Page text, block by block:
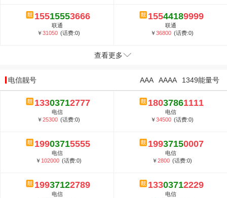
15515553666
联通
￥31050 (话费:0)
15544189999
联通
￥36800 (话费:0)
查看更多
电信靓号 1349能量号
AAAA
AAA
13303712777
电信
￥25300 (话费:0)
18037861111
电信
￥34500 (话费:0)
19903715555
电信
￥ 102000 (话费:0)
19937150007
电信
￥2800 (话费:0)
19937122789
电信
13303712229
电信